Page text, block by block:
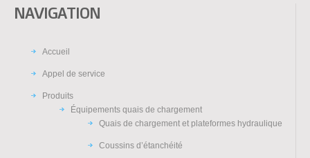
NAVIGATION
Accueil
Appel de service
Produits
Équipements quais de chargement
Quais de chargement et plateformes hydraulique
Coussins d’étanchéité